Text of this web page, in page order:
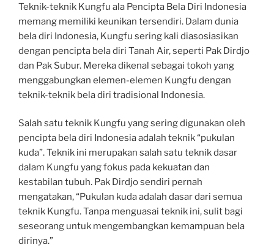
Teknik-teknik Kungfu ala Pencipta Bela Diri Indonesia
memang memiliki keunikan tersendiri. Dalam dunia
bela diri Indonesia, Kungfu sering kali diasosiasikan
dengan pencipta bela diri Tanah Air, seperti Pak Dirdjo
dan Pak Subur. Mereka dikenal sebagai tokoh yang
menggabungkan elemen-elemen Kungfu dengan
teknik-teknik bela diri tradisional Indonesia.
Salah satu teknik Kungfu yang sering digunakan oleh
pencipta bela diri Indonesia adalah teknik “pukulan
kuda”. Teknik ini merupakan salah satu teknik dasar
dalam Kungfu yang fokus pada kekuatan dan
kestabilan tubuh. Pak Dirdjo sendiri pernah
mengatakan, “Pukulan kuda adalah dasar dari semua
teknik Kungfu. Tanpa menguasai teknik ini, sulit bagi
seseorang untuk mengembangkan kemampuan bela
dirinya.”